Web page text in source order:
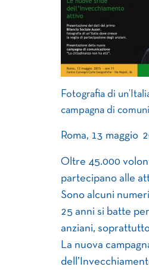
Fotografia di
campagna di
Roma, 13 maggio
Oltre 45.000
partecipano alle
Sono alcuni
25 anni si batte
anziani,
La nuova